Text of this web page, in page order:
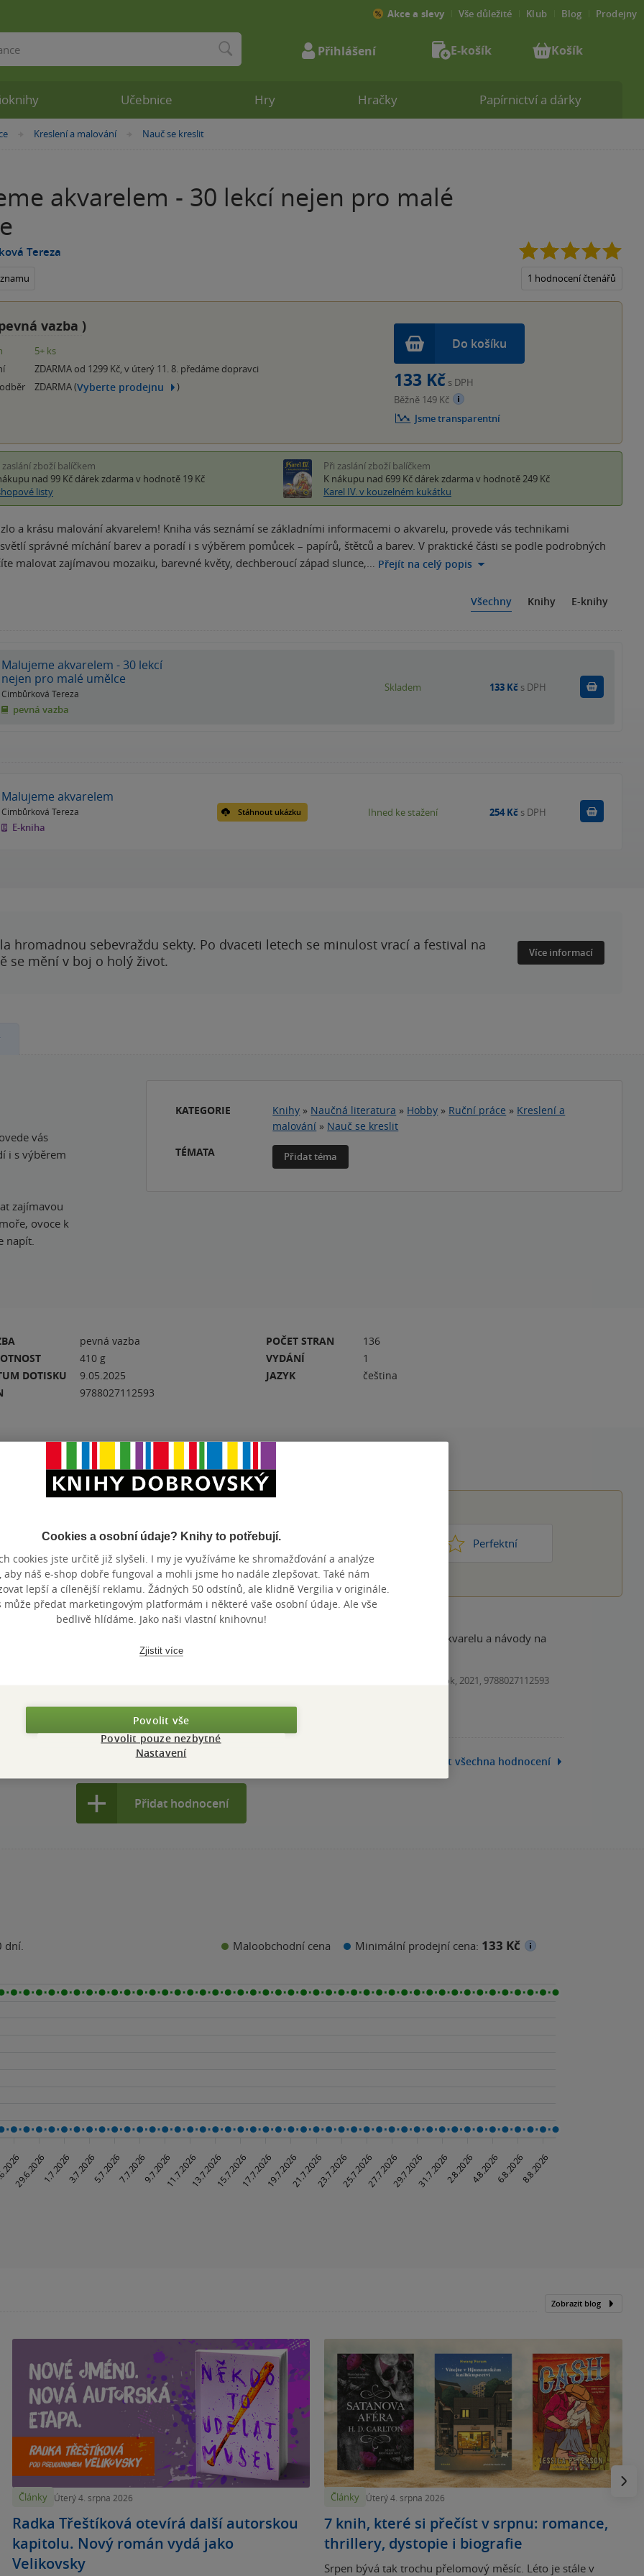
»
Kreslení a malování »
Nauč se kreslit
akvarelem - 30 lekcí nejen pro malé
Tereza
1 hodnocení čtenářů
vazba )
5+ ks
ZDARMA od 1299 Kč, v úterý 11. 8. předáme dopravci
ZDARMA (Vyberte prodejnu )
Do košíku
133 Kč s DPH
Běžně 149 Kč
Jsme transparentní
zaslání zboží balíčkem
nad 99 Kč dárek zdarma v hodnotě 19 Kč
listy
Při zaslání zboží balíčkem
K nákupu nad 699 Kč dárek zdarma v hodnotě 249 Kč
Karel IV. v kouzelném kukátku
a krásu malování akvarelem! Kniha vás seznámí se základními informacemi o akvarelu, provede vás technikami
správné míchání barev a poradí i s výběrem pomůcek – papírů, štětců a barev. V praktické části se podle podrobných
malovat zajímavou mozaiku, barevné květy, dechberoucí západ slunce,… Přejít na celý popis
Všechny Knihy E-knihy
Malujeme akvarelem - 30 lekcí
nejen pro malé umělce
Cimbůrková Tereza
pevná vazba
Skladem 133 Kč s DPH
Malujeme akvarelem
Cimbůrková Tereza
E-kniha
Stáhnout ukázku Ihned ke stažení 254 Kč s DPH Koupit
hromadnou sebevraždu sekty. Po dvaceti letech se minulost vrací a festival na
se mění v boj o holý život.
Více informací
vás
i s výběrem
zajímavou
ovoce k
napít.
KATEGORIE Knihy » Naučná literatura » Hobby » Ruční práce » Kreslení a
malování » Nauč se kreslit
TÉMATA
Přidat téma
pevná vazba
410 g
DOTISKU
9.05.2025
9788027112593
POČET STRAN
136
VYDÁNÍ
1
JAZYK
čeština
Hodnocení našich knihkupců: 0.0 z 5 Perfektní
Zatím má první knížka o malování a za mě super ;)
Kniha, bambook, 2021, 9788027112593
Zobrazit všechna hodnocení
Přidat hodnocení
dní. Maloobchodní cena Minimální prodejní cena: 133 Kč
Zobrazit blog
Články Úterý 4. srpna 2026
Radka Třeštíková otevírá další autorskou
kapitolu. Nový román vydá jako
Velikovsky
Články Úterý 4. srpna 2026
7 knih, které si přečíst v srpnu: romance,
thrillery, dystopie i biografie
Srpen bývá tak trochu přelomový měsíc. Léto je stále v
Učebnice Hry Hračky Papírnictví a dárky
Akce a slevy Vše důležité Klub Blog Prodejny
Přihlášení E-košík Košík
Cookies a osobní údaje? Knihy to potřebují.
cookies jste určitě již slyšeli. I my je využíváme ke shromažďování a analýze
aby náš e-shop dobře fungoval a mohli jsme ho nadále zlepšovat. Také nám
lepší a cílenější reklamu. Žádných 50 odstínů, ale klidně Vergilia v originále.
může předat marketingovým platformám i některé vaše osobní údaje. Ale vše
bedlivě hlídáme. Jako naši vlastní knihovnu!
Zjistit více
Povolit vše
Povolit pouze nezbytné
Nastavení